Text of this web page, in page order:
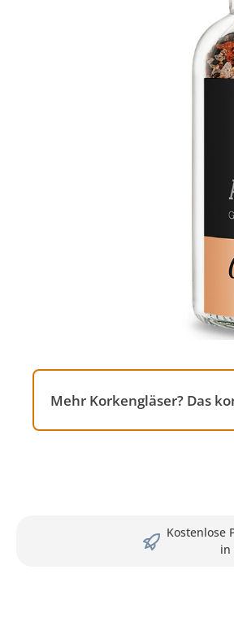
Mehr Korkengläser? Das
Kostenlose
in